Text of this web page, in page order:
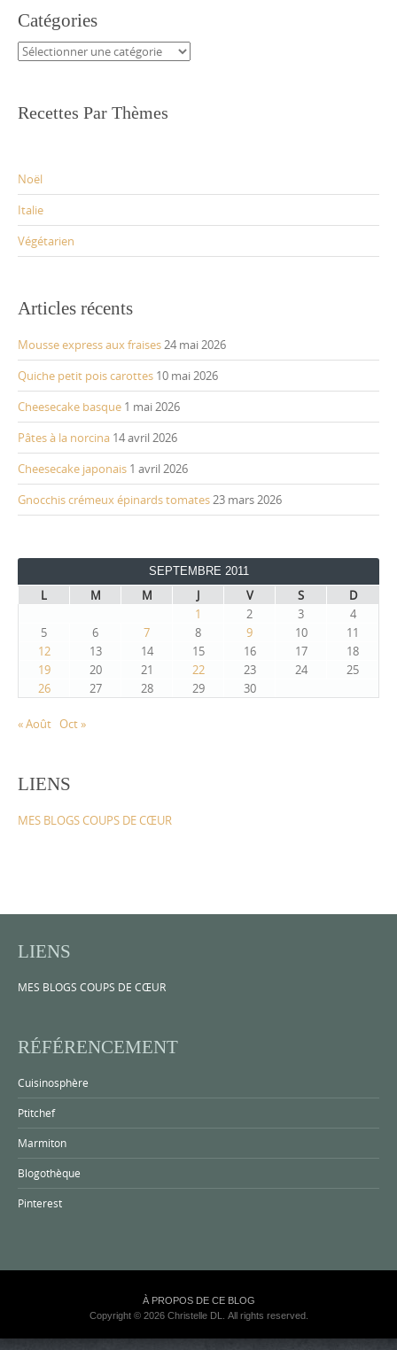
Catégories
Catégories
Recettes Par Thèmes
Noël
Italie
Végétarien
Articles récents
Mousse express aux fraises24 mai 2026
Quiche petit pois carottes 10 mai 2026
Cheesecake basque 1 mai 2026
Pâtes à la norcina 14 avril 2026
Cheesecake japonais 1 avril 2026
Gnocchis crémeux épinards tomates23 mars 2026
SEPTEMBRE 2011
L M M J V S
D
1
2 3
4
5
6 7 8 9 10
11
12
13 14 15 16 17
18
19
20 21 22 23 24
25
26
27 28 29 30
« Août Oct »
LIENS
MES BLOGS COUPS DE CŒUR
LIENS
MES BLOGS COUPS DE CŒUR
RÉFÉRENCEMENT
Cuisinosphère
Ptitchef
Marmiton
Blogothèque
Pinterest
À PROPOS DE CE BLOG
Copyright © 2026 Christelle DL. All rights reserved.